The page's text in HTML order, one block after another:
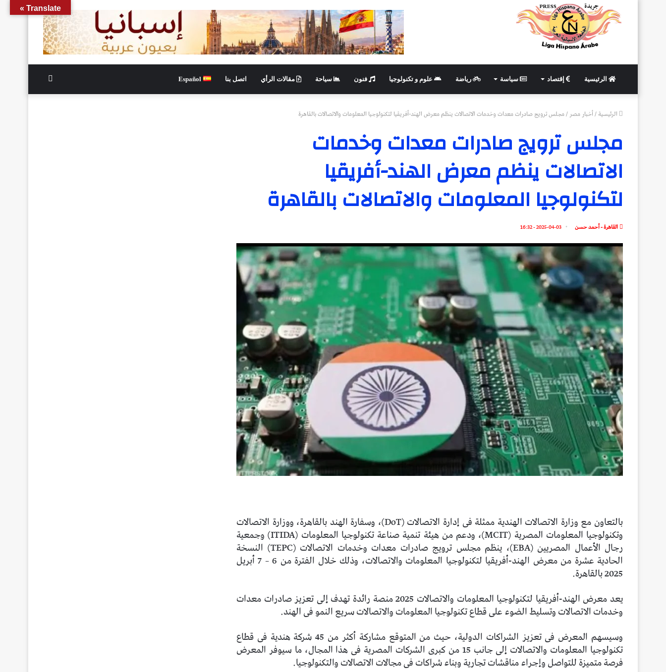
الرئيسية إقتصاد سياسة رياضة علوم و تكنولوجيا فنون سياحة مقالات الرأي اتصل بنا Español
الرئيسية/أخبار مصر/مجلس ترويج صادرات معدات وخدمات الاتصالات ينظم معرض الهند-أفريقيا لتكنولوجيا المعلومات والاتصالات بالقاهرة
مجلس ترويج صادرات معدات وخدمات
الاتصالات ينظم معرض الهند-أفريقيا
لتكنولوجيا المعلومات والاتصالات بالقاهرة
القاهرة - أحمد حسن 2025-04-03 - 16:32
بالتعاون مع وزارة الاتصالات الهندية ممثلة فى إدارة الاتصالات (DoT)، وسفارة الهند بالقاهرة، ووزارة الاتصالات
وتكنولوجيا المعلومات المصرية (MCIT)، ودعم من هيئة تنمية صناعة تكنولوجيا المعلومات (ITIDA) وجمعية
رجال الأعمال المصريين (EBA)، ينظم مجلس ترويج صادرات معدات وخدمات الاتصالات (TEPC) النسخة
الحادية عشرة من معرض الهند-أفريقيا لتكنولوجيا المعلومات والاتصالات، وذلك خلال الفترة من 6 – 7 أبريل
2025 بالقاهرة.
يعد معرض الهند-أفريقيا لتكنولوجيا المعلومات والاتصالات 2025 منصة رائدة تهدف إلى تعزيز صادرات معدات
وخدمات الاتصالات وتسليط الضوء على قطاع تكنولوجيا المعلومات والاتصالات سريع النمو فى الهند.
وسيسهم المعرض فى تعزيز الشراكات الدولية، حيث من المتوقع مشاركة أكثر من 45 شركة هندية فى قطاع
تكنولوجيا المعلومات والاتصالات إلى جانب 15 من كبرى الشركات المصرية فى هذا المجال، ما سيوفر المعرض
فرصة متميزة للتواصل وإجراء مناقشات تجارية وبناء شراكات فى مجالات الاتصالات والتكنولوجيا.
Translate »